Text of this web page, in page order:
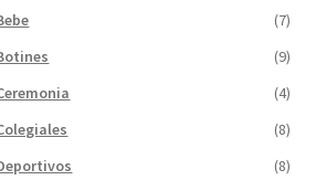
(7)
(9)
(4)
(8)
(8)